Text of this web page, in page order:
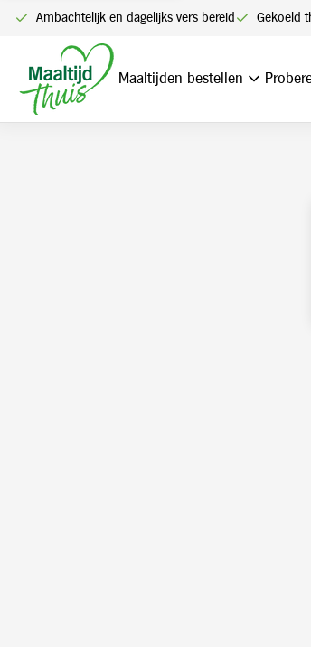
Ambachtelijk en dagelijks vers bereid Gekoeld
Maaltijden bestellen
U kunt
Navigatie
overslaan